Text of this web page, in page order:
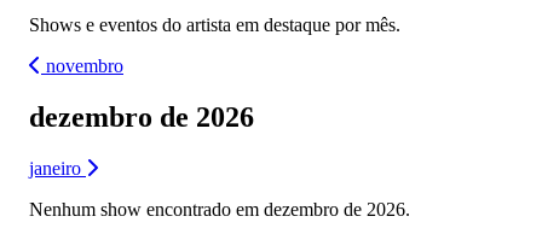
Shows e eventos do artista em destaque por mês.
novembro
dezembro de 2026
janeiro
Nenhum show encontrado em dezembro de 2026.